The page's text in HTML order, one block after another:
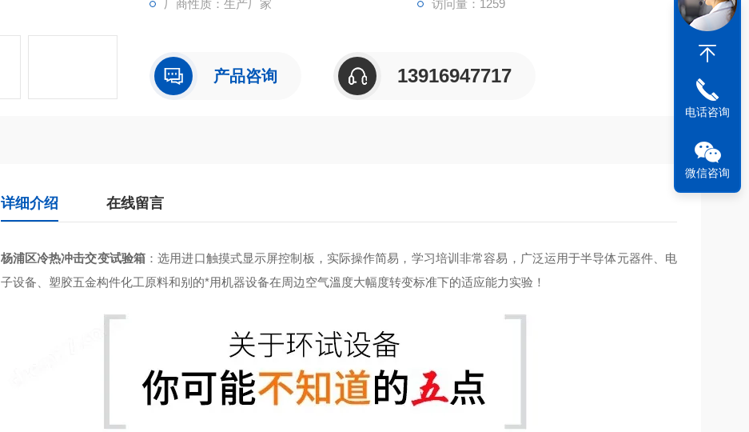
厂商性质：生产厂家 访问量：1259
产品咨询 13916947717
详细介绍 在线留言
杨浦区冷热冲击交变试验箱 ：选用进口触摸式显示屏控制板，实际操作简易，学习培训非常容易，广泛运用于半导体元器件、电
子设备、塑胶五金构件化工原料和别的*用机器设备在周边空气溫度大幅度转变标准下的适应能力实验！
电话咨询
微信咨询